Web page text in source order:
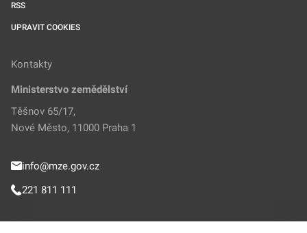
RSS
UPRAVIT COOKIES
Kontakty
Ministerstvo zemědělství
Těšnov 65/17,
Nové Město, 11000 Praha 1
info@mze.gov.cz
221 811 111